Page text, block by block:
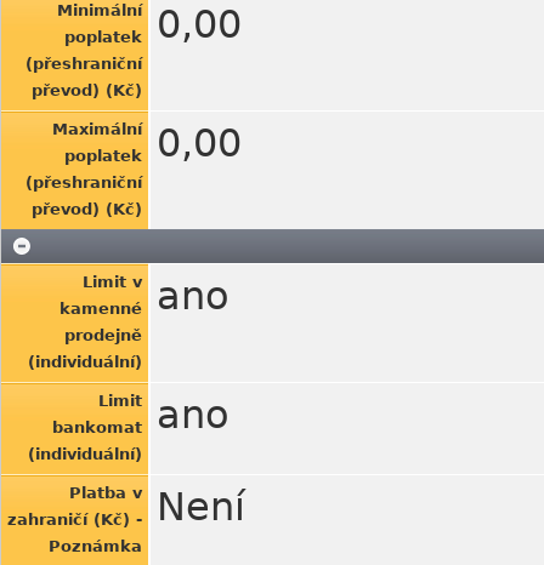
Minimální
poplatek
(přeshraniční
převod) (Kč)
0,00
Maximální
poplatek
(přeshraniční
převod) (Kč)
0,00
Limit v
kamenné
prodejně
(individuální)
ano
Limit
bankomat
(individuální)
ano
Platba v
zahraničí (Kč) -
Poznámka
Není